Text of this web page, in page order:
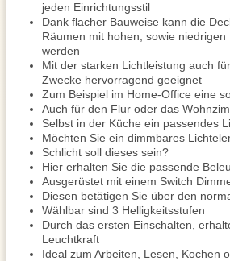
jeden Einrichtungsstil
Dank flacher Bauweise kann die
Räumen mit hohen, sowie
werden
Mit der starken Lichtleistung auch
Zwecke hervorragend geeignet
Zum Beispiel im Home-Office eine
Auch für den Flur oder das
Selbst in der Küche ein passendes
Möchten Sie ein dimmbares
Schlicht soll dieses sein?
Hier erhalten Sie die passende
Ausgerüstet mit einem Switch
Diesen betätigen Sie über den
Wählbar sind 3 Helligkeitsstufen
Durch das ersten Einschalten,
Leuchtkraft
Ideal zum Arbeiten, Lesen, Kochen